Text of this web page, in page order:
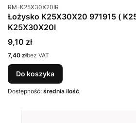
Kod produktu
RM-K25X30X20IR
Łożysko K25X30X20 971915 (
K25X30X20I
Cena
9,10 zł
Cena
7,40 złbez VAT
Do koszyka
Dostępność: średnia ilość